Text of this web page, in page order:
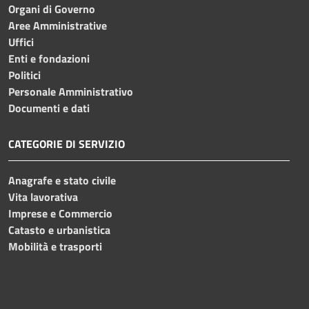
Organi di Governo
Aree Amministrative
Uffici
Enti e fondazioni
Politici
Personale Amministrativo
Documenti e dati
CATEGORIE DI SERVIZIO
Anagrafe e stato civile
Vita lavorativa
Imprese e Commercio
Catasto e urbanistica
Mobilità e trasporti